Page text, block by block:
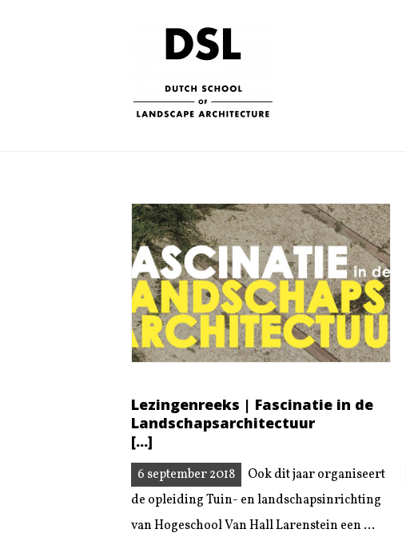
Lezingenreeks | Fascinatie in de
Landschapsarchitectuur
[...]
6 september 2018
Ook dit jaar organiseert
de opleiding Tuin- en landschapsinrichting
van Hogeschool Van Hall Larenstein een ...